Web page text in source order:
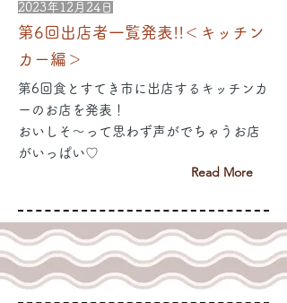
2023年12月24日
第6回出店者一覧発表!!＜キッチン
カー編＞
第6回食とすてき市に出店するキッチンカ
ーのお店を発表！
おいしそ～って思わず声がでちゃうお店
がいっぱい♡
Read More